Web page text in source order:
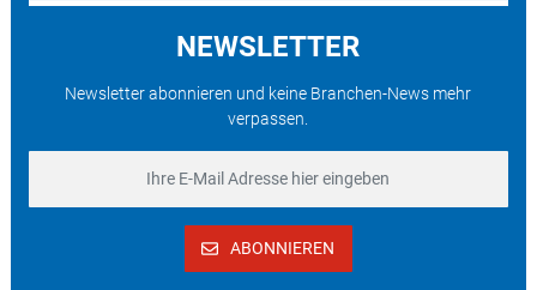
NEWSLETTER
Newsletter abonnieren und keine Branchen-News mehr
verpassen.
ABONNIEREN